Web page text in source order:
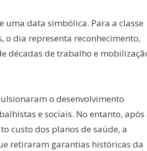
uma data simbólica. Para a classe
dia representa reconhecimento,
décadas de trabalho e
o desenvolvimento
e sociais. No entanto, após
custo dos planos de saúde, a
retiraram garantias históricas da